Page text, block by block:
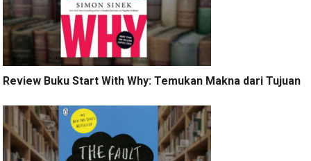
Review Buku Start With Why: Temukan Makna dari Tujuan